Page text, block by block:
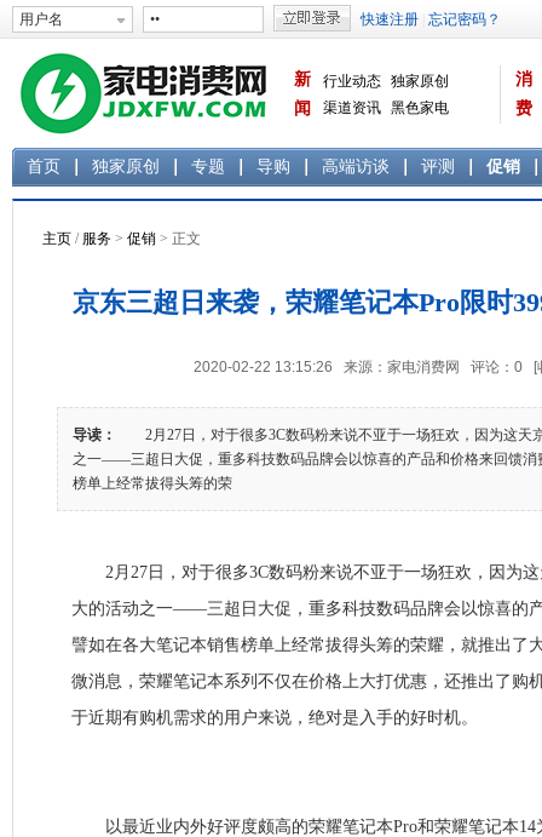
新
闻
行业动态 独家原创
渠道资讯 黑色家电
消
费
首页 独家原创 专题 导购 高端访谈 评测 促销
主页 / 服务 > 促销 > 正文
京东三超日来袭，荣耀笔记本Pro限时
2020-02-22 13:15:26 来源：家电消费网 评论： 0 [
导读：
2月27日，对于很多3C数码粉来说不亚于一场狂欢，因为这天
之一——三超日大促，重多科技数码品牌会以惊喜的产品和价格来回馈消
榜单上经常拔得头筹的荣
2月27日，对于很多3C数码粉来说不亚于一场狂欢，因为这
大的活动之一——三超日大促，重多科技数码品牌会以惊喜的
譬如在各大笔记本销售榜单上经常拔得头筹的荣耀，就推出了
微消息，荣耀笔记本系列不仅在价格上大打优惠，还推出了购
于近期有购机需求的用户来说，绝对是入手的好时机。
以最近业内外好评度颇高的荣耀笔记本Pro和荣耀笔记本14